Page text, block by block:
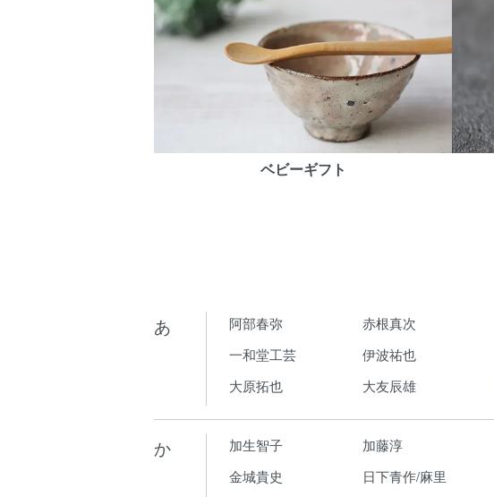
ベビーギフト
あ 阿部春弥 赤根真次
一和堂工芸
伊波祐也
大原拓也
大友辰雄
か 加生智子 加藤淳
金城貴史
日下青作/麻里